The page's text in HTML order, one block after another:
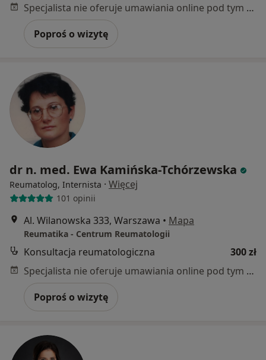
Specjalista nie oferuje umawiania online pod tym adresem.
Poproś o wizytę
dr n. med. Ewa Kamińska-Tchórzewska
Reumatolog, Internista · Więcej
101 opinii
Al. Wilanowska 333, Warszawa • Mapa
Reumatika - Centrum Reumatologii
Konsultacja reumatologiczna
300 zł
Specjalista nie oferuje umawiania online pod tym adresem.
Poproś o wizytę